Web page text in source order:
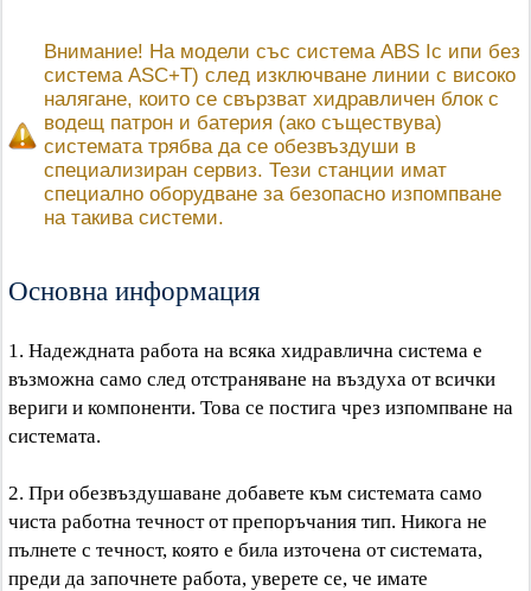
Внимание! На модели със система ABS Ic ипи без
система ASC+T) след изключване линии с високо
налягане, които се свързват хидравличен блок с
водещ патрон и батерия (ако съществува)
системата трябва да се обезвъздуши в
специализиран сервиз. Тези станции имат
специално оборудване за безопасно изпомпване
на такива системи.
Основна информация
1. Надеждната работа на всяка хидравлична система е
възможна само след отстраняване на въздуха от всички
вериги и компоненти. Това се постига чрез изпомпване на
системата.
2. При обезвъздушаване добавете към системата само
чиста работна течност от препоръчания тип. Никога не
пълнете с течност, която е била източена от системата,
преди да започнете работа, уверете се, че имате